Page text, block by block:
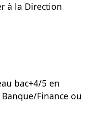
à la Direction
bac+4/5 en
Finance ou